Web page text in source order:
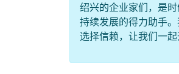
绍兴的企业家们，是
持续发展的得力助手
选择信赖，让我们一起